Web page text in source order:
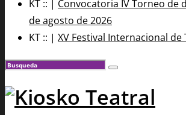
KT :: | Convocatoria IV Torneo de
de agosto de 2026
KT :: | XV Festival Internacional de